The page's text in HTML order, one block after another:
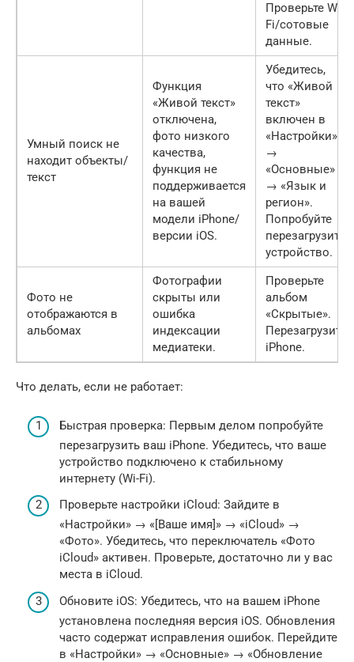
Проверьте Wi-
Fi/сотовые
данные.
Умный поиск не
находит объекты/
текст
Функция
«Живой текст»
отключена,
фото низкого
качества,
функция не
поддерживается
на вашей
модели iPhone/
версии iOS.
Убедитесь,
что «Живой
текст»
включен в
«Настройки»
→
«Основные»
→ «Язык и
регион».
Попробуйте
перезагрузить
устройство.
Фото не
отображаются в
альбомах
Фотографии
скрыты или
ошибка
индексации
медиатеки.
Проверьте
альбом
«Скрытые».
Перезагрузите
iPhone.
Что делать, если не работает:
Быстрая проверка: Первым делом попробуйте
перезагрузить ваш iPhone. Убедитесь, что ваше
устройство подключено к стабильному
интернету (Wi-Fi).
Проверьте настройки iCloud: Зайдите в
«Настройки» → «[Ваше имя]» → «iCloud» →
«Фото». Убедитесь, что переключатель «Фото
iCloud» активен. Проверьте, достаточно ли у вас
места в iCloud.
Обновите iOS: Убедитесь, что на вашем iPhone
установлена последняя версия iOS. Обновления
часто содержат исправления ошибок. Перейдите
в «Настройки» → «Основные» → «Обновление